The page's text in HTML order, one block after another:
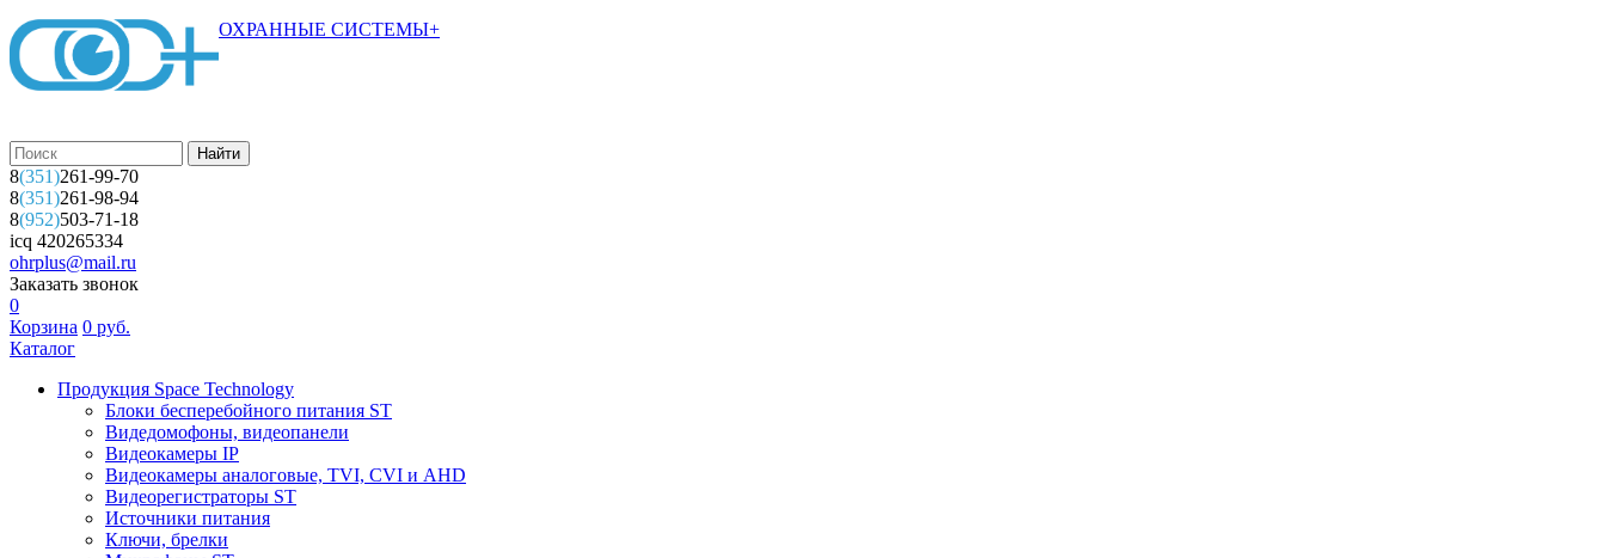
ОХРАННЫЕ СИСТЕМЫ+
8(351)261-99-70
8(351)261-98-94
8(952)503-71-18
icq 420265334
ohrplus@mail.ru
Заказать звонок
0
Корзина 0 руб.
Каталог
Продукция Space Technology
Блоки бесперебойного питания ST
Видедомофоны, видеопанели
Видеокамеры IP
Видеокамеры аналоговые, TVI, CVI и AHD
Видеорегистраторы ST
Источники питания
Ключи, брелки